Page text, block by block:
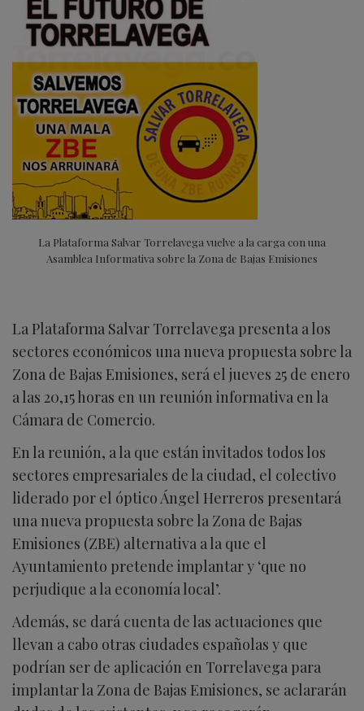
La Plataforma Salvar Torrelavega vuelve a la carga con una
Asamblea Informativa sobre la Zona de Bajas Emisiones
La Plataforma Salvar Torrelavega presenta a los
sectores económicos una nueva propuesta sobre la
Zona de Bajas Emisiones, será el jueves 25 de enero
a las 20,15 horas en un reunión informativa en la
Cámara de Comercio.
En la reunión, a la que están invitados todos los
sectores empresariales de la ciudad, el colectivo
liderado por el óptico Ángel Herreros presentará
una nueva propuesta sobre la Zona de Bajas
Emisiones (ZBE) alternativa a la que el
Ayuntamiento pretende implantar y ‘que no
perjudique a la economía local’.
Además, se dará cuenta de las actuaciones que
llevan a cabo otras ciudades españolas y que
podrían ser de aplicación en Torrelavega para
implantar la Zona de Bajas Emisiones, se aclararán